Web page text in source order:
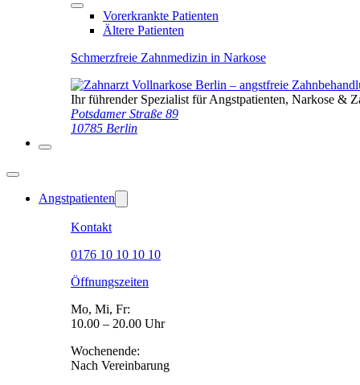
Vorerkrankte Patienten
Ältere Patienten
Schmerzfreie Zahnmedizin in Narkose
Ihr führender Spezialist für Angstpatienten, Narkose &
Potsdamer Straße 89
10785 Berlin
Angstpatienten
Kontakt
0176 10 10 10 10
Öffnungszeiten
Mo, Mi, Fr:
10.00 – 20.00 Uhr
Wochenende:
Nach Vereinbarung